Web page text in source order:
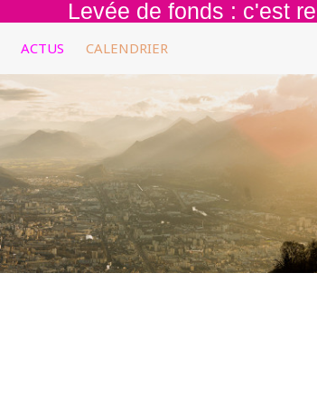
Levée de fonds : c'est
ACTUS CALENDRIER